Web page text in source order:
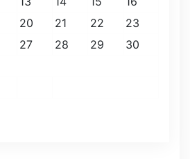
20 21 22
23
27 28 29
30